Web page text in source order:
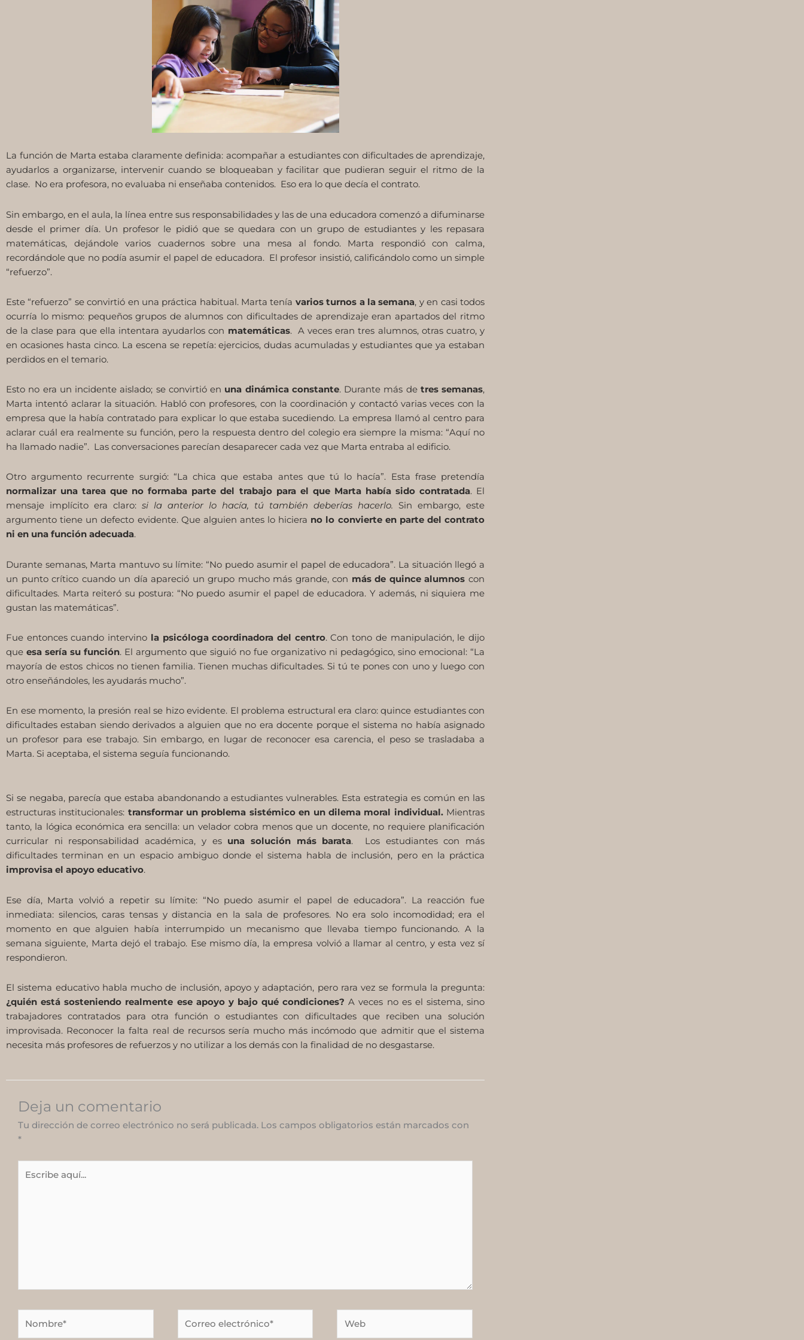
La función de Marta estaba claramente definida: acompañar a estudiantes con dificultades de aprendizaje,
ayudarlos a organizarse, intervenir cuando se bloqueaban y facilitar que pudieran seguir el ritmo de la
clase. No era profesora, no evaluaba ni enseñaba contenidos. Eso era lo que decía el contrato.
Sin embargo, en el aula, la línea entre sus responsabilidades y las de una educadora comenzó a difuminarse
desde el primer día. Un profesor le pidió que se quedara con un grupo de estudiantes y les repasara
matemáticas, dejándole varios cuadernos sobre una mesa al fondo. Marta respondió con calma,
recordándole que no podía asumir el papel de educadora. El profesor insistió, calificándolo como un simple
“refuerzo”.
Este “refuerzo” se convirtió en una práctica habitual. Marta tenía varios turnos a la semana, y en casi todos
ocurría lo mismo: pequeños grupos de alumnos con dificultades de aprendizaje eran apartados del ritmo
de la clase para que ella intentara ayudarlos con matemáticas. A veces eran tres alumnos, otras cuatro, y
en ocasiones hasta cinco. La escena se repetía: ejercicios, dudas acumuladas y estudiantes que ya estaban
perdidos en el temario.
Esto no era un incidente aislado; se convirtió en una dinámica constante. Durante más de tres semanas,
Marta intentó aclarar la situación. Habló con profesores, con la coordinación y contactó varias veces con la
empresa que la había contratado para explicar lo que estaba sucediendo. La empresa llamó al centro para
aclarar cuál era realmente su función, pero la respuesta dentro del colegio era siempre la misma: “Aquí no
ha llamado nadie”. Las conversaciones parecían desaparecer cada vez que Marta entraba al edificio.
Otro argumento recurrente surgió: “La chica que estaba antes que tú lo hacía”. Esta frase pretendía
normalizar una tarea que no formaba parte del trabajo para el que Marta había sido contratada. El
mensaje implícito era claro: si la anterior lo hacía, tú también deberías hacerlo. Sin embargo, este
argumento tiene un defecto evidente. Que alguien antes lo hiciera no lo convierte en parte del contrato
ni en una función adecuada.
Durante semanas, Marta mantuvo su límite: “No puedo asumir el papel de educadora”. La situación llegó a
un punto crítico cuando un día apareció un grupo mucho más grande, con más de quince alumnos con
dificultades. Marta reiteró su postura: “No puedo asumir el papel de educadora. Y además, ni siquiera me
gustan las matemáticas”.
Fue entonces cuando intervino la psicóloga coordinadora del centro. Con tono de manipulación, le dijo
que esa sería su función. El argumento que siguió no fue organizativo ni pedagógico, sino emocional: “La
mayoría de estos chicos no tienen familia. Tienen muchas dificultades. Si tú te pones con uno y luego con
otro enseñándoles, les ayudarás mucho”.
En ese momento, la presión real se hizo evidente. El problema estructural era claro: quince estudiantes con
dificultades estaban siendo derivados a alguien que no era docente porque el sistema no había asignado
un profesor para ese trabajo. Sin embargo, en lugar de reconocer esa carencia, el peso se trasladaba a
Marta. Si aceptaba, el sistema seguía funcionando.
Si se negaba, parecía que estaba abandonando a estudiantes vulnerables. Esta estrategia es común en las
estructuras institucionales: transformar un problema sistémico en un dilema moral individual.Mientras
tanto, la lógica económica era sencilla: un velador cobra menos que un docente, no requiere planificación
curricular ni responsabilidad académica, y es una solución más barata. Los estudiantes con más
dificultades terminan en un espacio ambiguo donde el sistema habla de inclusión, pero en la práctica
improvisa el apoyo educativo.
Ese día, Marta volvió a repetir su límite: “No puedo asumir el papel de educadora”. La reacción fue
inmediata: silencios, caras tensas y distancia en la sala de profesores. No era solo incomodidad; era el
momento en que alguien había interrumpido un mecanismo que llevaba tiempo funcionando. A la
semana siguiente, Marta dejó el trabajo. Ese mismo día, la empresa volvió a llamar al centro, y esta vez sí
respondieron.
El sistema educativo habla mucho de inclusión, apoyo y adaptación, pero rara vez se formula la pregunta:
¿quién está sosteniendo realmente ese apoyo y bajo qué condiciones?A veces no es el sistema, sino
trabajadores contratados para otra función o estudiantes con dificultades que reciben una solución
improvisada. Reconocer la falta real de recursos sería mucho más incómodo que admitir que el sistema
necesita más profesores de refuerzos y no utilizar a los demás con la finalidad de no desgastarse.
Deja un comentario
Tu dirección de correo electrónico no será publicada. Los campos obligatorios están marcados con
*
aquí...
electrónico*